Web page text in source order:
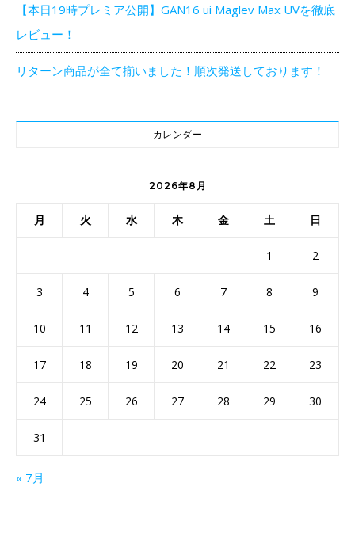
【本日19時プレミア公開】GAN16 ui Maglev Max UVを徹底
レビュー！
リターン商品が全て揃いました！順次発送しております！
カレンダー
2026年8月
月 火 水 木 金 土 日
1 2
3 4 5 6 7 8 9
10 11 12 13 14 15 16
17 18 19 20 21 22 23
24 25 26 27 28 29 30
31
« 7月